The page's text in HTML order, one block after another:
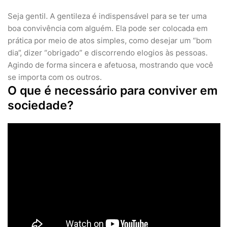
Seja gentil. A gentileza é indispensável para se ter uma
boa convivência com alguém. Ela pode ser colocada em
prática por meio de atos simples, como desejar um “bom
dia”, dizer “obrigado” e discorrendo elogios às pessoas.
Agindo de forma sincera e afetuosa, mostrando que você
se importa com os outros.
O que é necessário para conviver em
sociedade?